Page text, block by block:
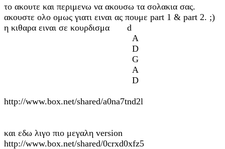
το ακουτε και περιμενω να ακουσω τα σολακια σας.
ακουστε ολο ομως γιατι ειναι ας πουμε part 1 & part 2. ;)
η κιθαρα ειναι σε κουρδισμα d
A
D
G
A
D
http://www.box.net/shared/a0na7tnd2l
και εδω λιγο πιο μεγαλη version
http://www.box.net/shared/0crxd0xfz5